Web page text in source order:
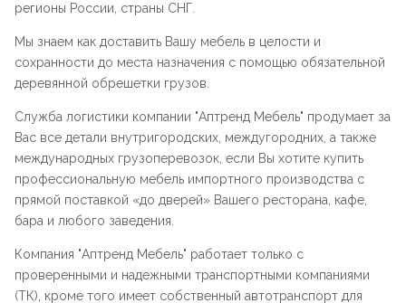
регионы России, страны СНГ.
Мы знаем как доставить Вашу мебель в целости и
сохранности до места назначения с помощью обязательной
деревянной обрешетки грузов.
Служба логистики компании "Аптренд Мебель" продумает за
Вас все детали внутригородских, междугородних, а также
международных грузоперевозок, если Вы хотите купить
профессиональную мебель импортного производства с
прямой поставкой «до дверей» Вашего ресторана, кафе,
бара и любого заведения.
Компания "Аптренд Мебель" работает только с
проверенными и надежными транспортными компаниями
(ТК), кроме того имеет собственный автотранспорт для